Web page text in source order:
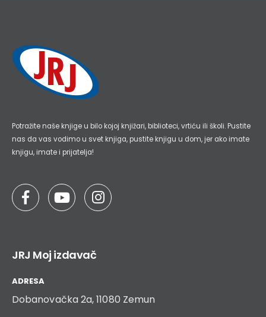
Potražite naše knjige u bilo kojoj knjižari, biblioteci, vrtiću ili školi. Pustite
nas da vas vodimo u svet knjiga, pustite knjigu u dom, jer ako imate
knjigu, imate i prijatelja!
JRJ Moj izdavač
ADRESA
Dobanovačka 2a, 11080 Zemun